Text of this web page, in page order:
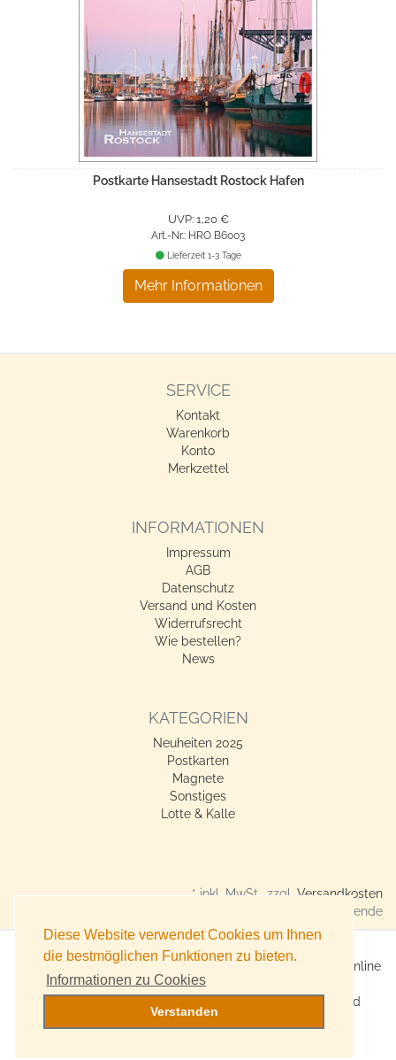
Postkarte Hansestadt Rostock Hafen
UVP: 1,20 €
Art.-Nr.: HRO B6003
Mehr Informationen
Lieferzeit 1-3 Tage
SERVICE
Kontakt
Warenkorb
Konto
Merkzettel
INFORMATIONEN
Impressum
AGB
Datenschutz
Versand und Kosten
Widerrufsrecht
Wie bestellen?
News
KATEGORIEN
Neuheiten 2025
Postkarten
Magnete
Sonstiges
Lotte & Kalle
* inkl. MwSt., zzgl.Versandkosten
Verkauf nur an Gewerbetreibende
X360° Postkarten-Shop - Geschenkideen für alle Anlässe online
kaufen
Online Versand für Trend-Produkte, Lifestyle-Artikel und
Accessoires
Diese Website verwendet Cookies um Ihnen
die bestmöglichen Funktionen zu bieten.
Informationen zu Cookies
Verstanden